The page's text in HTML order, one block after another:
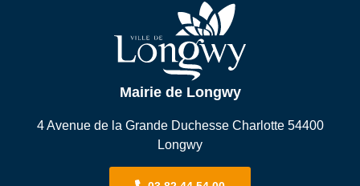
Mairie de Longwy
4 Avenue de la Grande Duchesse Charlotte 54400
Longwy